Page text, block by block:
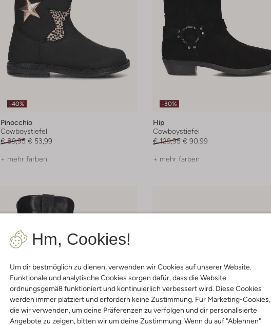
Hm, Cookies!
Um dir bestmöglich zu dienen, verwenden wir Cookies auf unserer Website.
Funktionale und analytische Cookies sorgen dafür, dass die Website
ordnungsgemäß funktioniert und kontinuierlich verbessert wird. Diese Cookies
werden immer platziert und erfordern keine Zustimmung. Für Marketing-Cookies,
die wir verwenden, um deine Präferenzen zu verfolgen und dir personalisierte
Angebote zu zeigen, bitten wir um deine Zustimmung. Wenn du auf "Ablehnen"
-40%
Pinocchio
Cowboystiefel
€ 89,95 € 53,99
+ mehr farben
-30%
Hip
Cowboystiefel
€ 129,95 € 90,99
+ mehr farben